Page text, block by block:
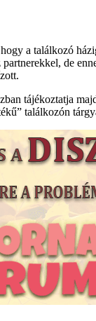
a találkozó
de
tájékoztatja
találkozón